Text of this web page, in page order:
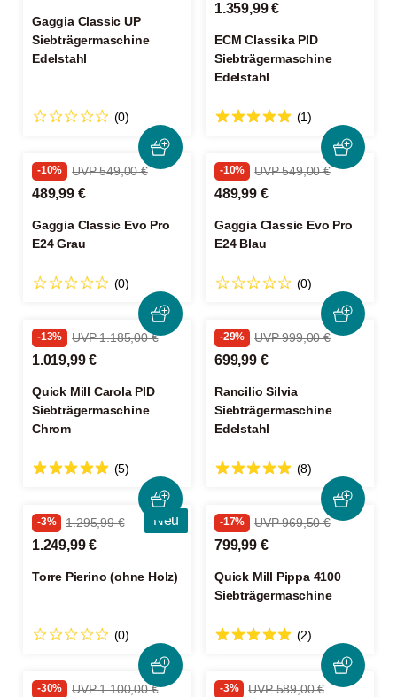
Gaggia Classic UP
Siebträgermaschine
Edelstahl
(0)
1.359,99 €
ECM Classika PID
Siebträgermaschine
Edelstahl
(1)
-10% UVP 549,00 €
489,99 €
Gaggia Classic Evo Pro
E24 Grau
(0)
-10% UVP 549,00 €
489,99 €
Gaggia Classic Evo Pro
E24 Blau
(0)
-13% UVP 1.185,00 €
1.019,99 €
Quick Mill Carola PID
Siebträgermaschine
Chrom
(5)
-29% UVP 999,00 €
699,99 €
Rancilio Silvia
Siebträgermaschine
Edelstahl
(8)
Neu
-3% 1.295,99 €
1.249,99 €
Torre Pierino (ohne Holz)
(0)
-17% UVP 969,50 €
799,99 €
Quick Mill Pippa 4100
Siebträgermaschine
(2)
-30% UVP 1.100,00 € -3% UVP 589,00 €